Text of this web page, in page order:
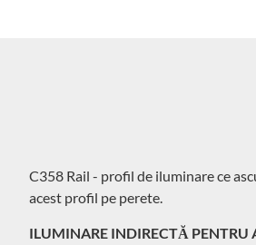
C358 Rail - profil de iluminare ce
acest profil pe perete.
ILUMINARE INDIRECTĂ PENTRU